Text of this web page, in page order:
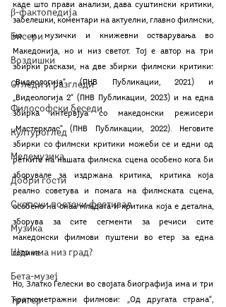
β-фактопедија
Бисери
Воздишки
Огледи и разгледи
Философски беседи
Културоглед
Мелемузика
Добри гости
Скопски поетски фестивал
Музика
Што има низ град?
Бета-музеј
Тригер
каде што прави анализи, дава суштински критики,
забелешки, коментари на актуелни, главно филмски,
но и музички и книжевни остварувања во
Македонија, но и низ светот. Тој е автор на три
збирки раскази, на две збирки филмски критики:
„Видеологија“ (ПНВ Публикации, 2021) и
„Видеологија 2“ (ПНВ Публикации, 2023) и на една
збирка интервјуа со македонски режисери
„Мастерклас“ (ПНВ Публикации, 2022). Неговите
збирки со филмски критики можеби се и едни од
ретките на нашата филмска сцена особено кога би
зборувале за издржана критика, критика која
реално советува и помага на филмската сцена,
особено на онаа младата и критика која е детална,
зборува за сите сегменти за речиси сите
македонски филмови пуштени во етер за една
година.
Но, Златко Ѓелески во својата биографија има и три
краткометражни филмови: „Од другата страна“,